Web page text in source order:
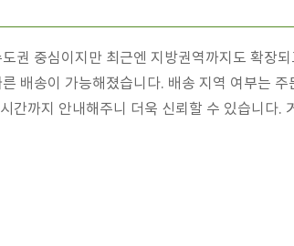
권 중심이지만 최근엔 지방권역까지도 확장
배송이 가능해졌습니다. 배송 지역 여부는 주
간까지 안내해주니 더욱 신뢰할 수 있습니다.